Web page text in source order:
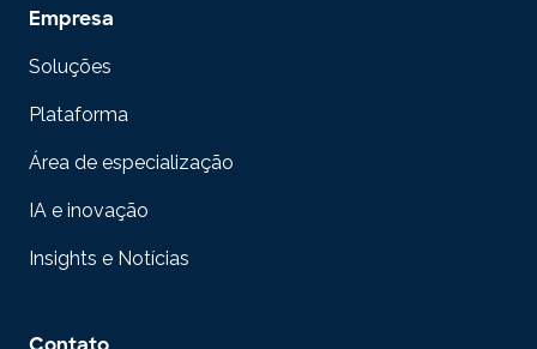
Empresa
Soluções
Plataforma
Área de especialização
IA e inovação
Insights e Notícias